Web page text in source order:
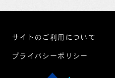
サイトのご利用について
プライバシーポリシー